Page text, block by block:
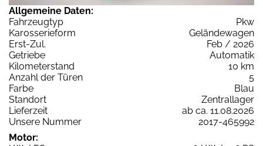
Allgemeine Daten:
Fahrzeugtyp
Pkw
Karosserieform
Geländewagen
Erst-Zul.
Feb / 2026
Getriebe
Automatik
Kilometerstand
10 km
Anzahl der Türen
5
Farbe
Blau
Standort
Zentrallager
Lieferzeit
ab ca. 11.08.2026
Unsere Nummer
2017-465992
Motor: